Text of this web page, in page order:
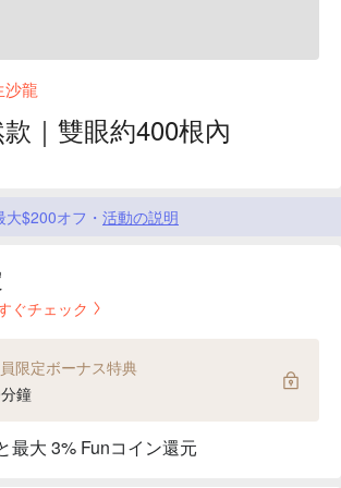
沙龍
｜雙眼約400根內
$200オフ・ 活動の説明
ぐチェック
限定ボーナス特典
鐘
最大 3% Funコイン還元